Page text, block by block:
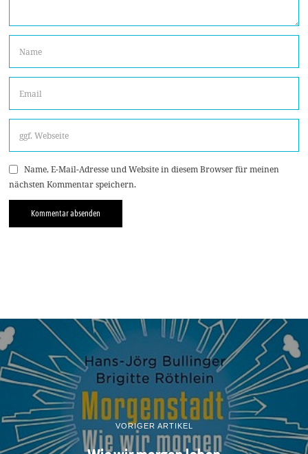
Name, E-Mail-Adresse und Website in diesem Browser für meinen
nächsten Kommentar speichern.
VORIGER ARTIKEL